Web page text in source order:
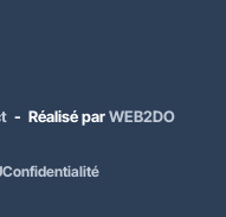
- Réalisé parWEB2DO
Confidentialité